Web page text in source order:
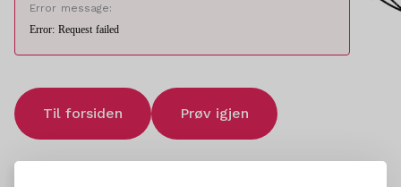
Error message:
Error: Request failed
Til forsiden Prøv igjen